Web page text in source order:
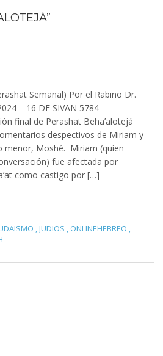
Semanal) Por el Rabino Dr.
– 16 DE SIVAN 5784
final de Perashat Beha’alotejá
despectivos de Miriam y
menor, Moshé. Miriam (quien
fue afectada por
como castigo por […]
,JUDIOS , ONLINEHEBREO ,